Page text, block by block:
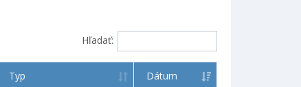
Hľadať:
Typ
Dátum